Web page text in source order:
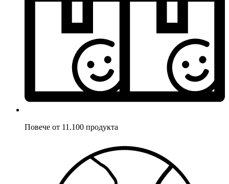
Повече от 11.100 продукта